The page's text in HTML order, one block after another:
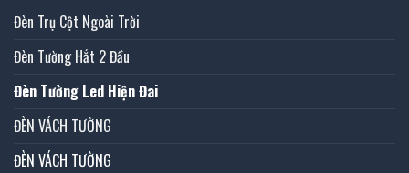
Đèn Trụ Cột Ngoài Trời
Đèn Tường Hắt 2 Đầu
Đèn Tường Led Hiện Đai
ĐÈN VÁCH TƯỜNG
ĐÈN VÁCH TƯỜNG